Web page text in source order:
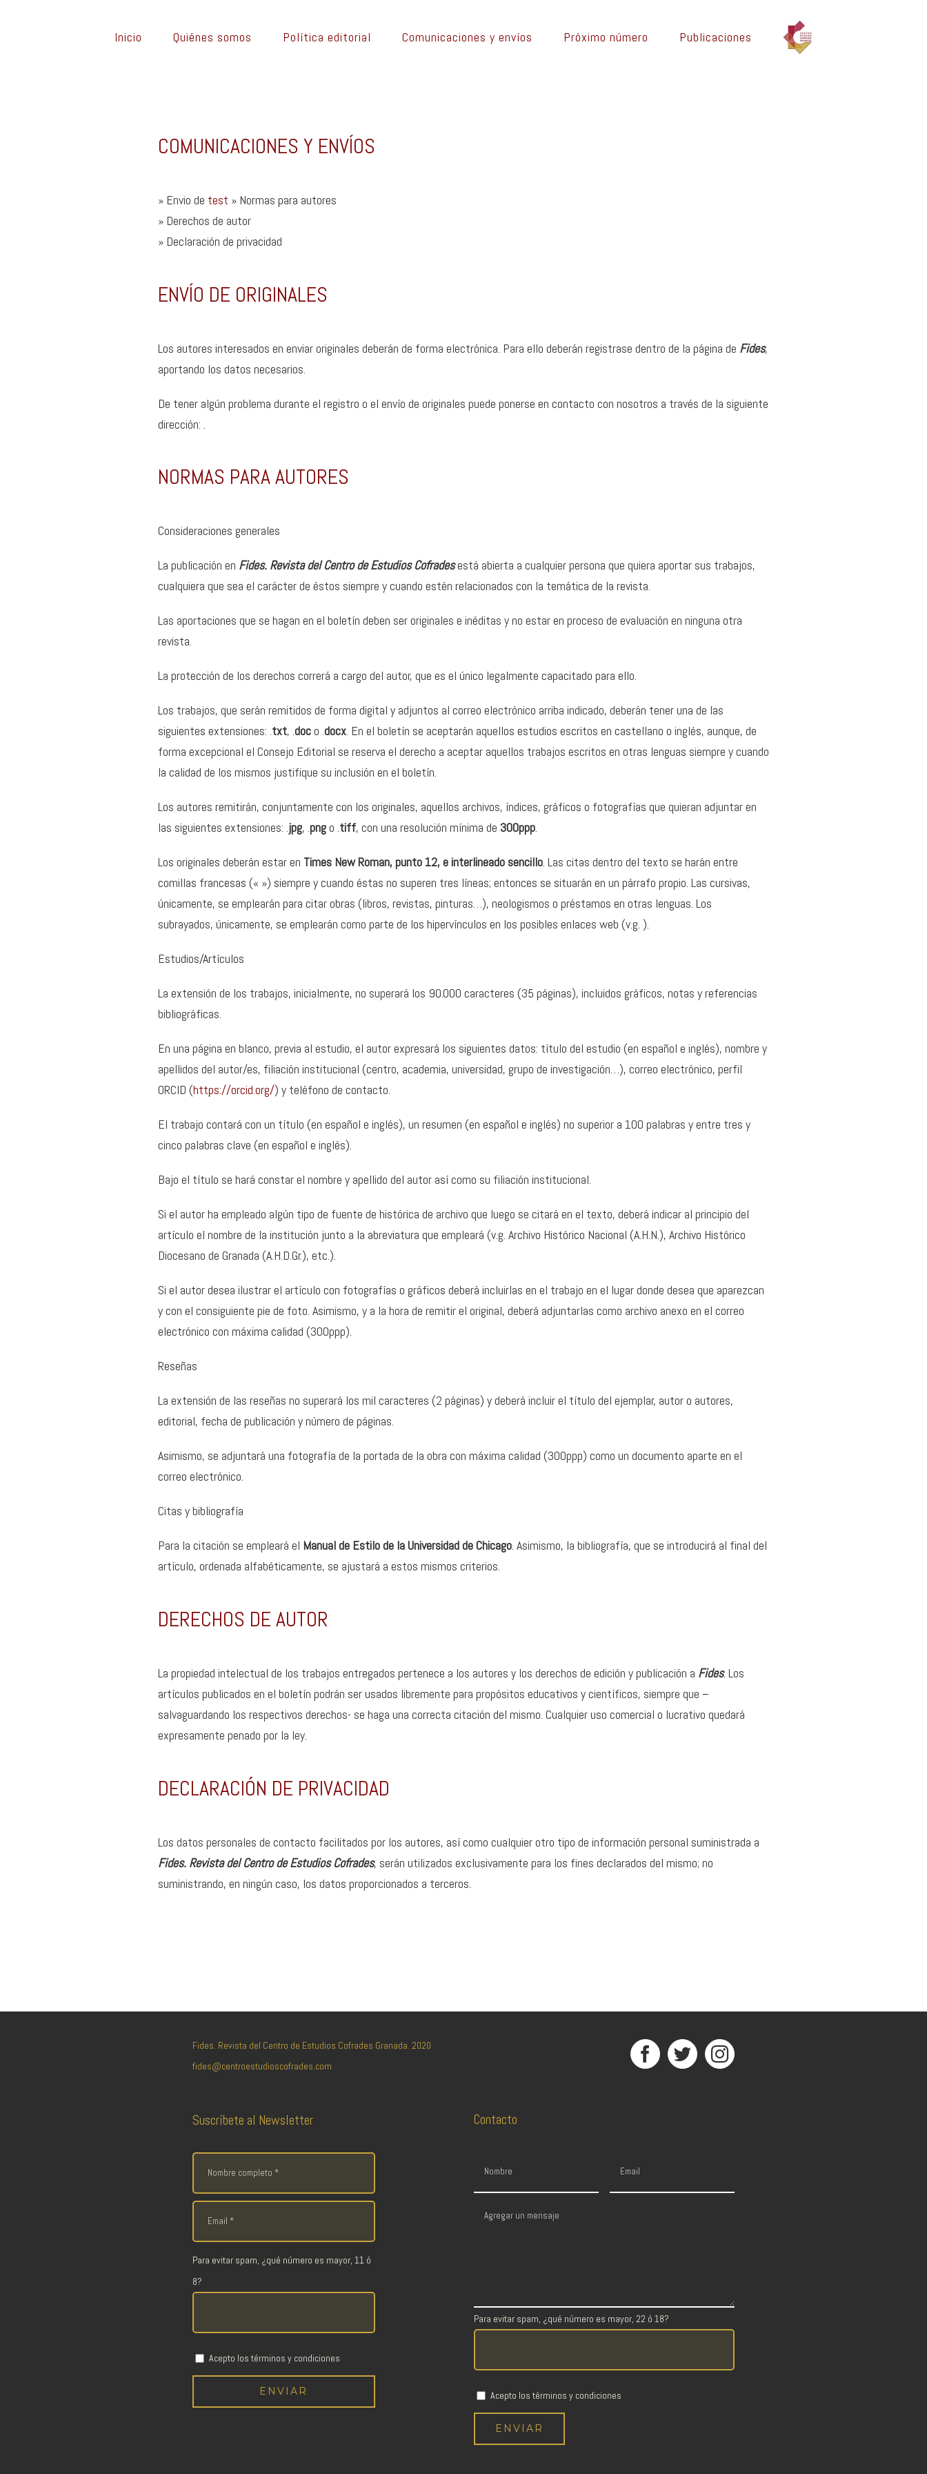
Inicio Quiénes somos Política editorial Comunicaciones y envíos Próximo número Publicaciones
COMUNICACIONES Y ENVÍOS
» Envio de test » Normas para autores
» Derechos de autor
» Declaración de privacidad
ENVÍO DE ORIGINALES
Los autores interesados en enviar originales deberán de forma electrónica. Para ello deberán registrase dentro de la página de Fides,
aportando los datos necesarios.
De tener algún problema durante el registro o el envío de originales puede ponerse en contacto con nosotros a través de la siguiente
dirección: .
NORMAS PARA AUTORES
Consideraciones generales
La publicación en Fides. Revista del Centro de Estudios Cofradesestá abierta a cualquier persona que quiera aportar sus trabajos,
cualquiera que sea el carácter de éstos siempre y cuando estén relacionados con la temática de la revista.
Las aportaciones que se hagan en el boletín deben ser originales e inéditas y no estar en proceso de evaluación en ninguna otra
revista.
La protección de los derechos correrá a cargo del autor, que es el único legalmente capacitado para ello.
Los trabajos, que serán remitidos de forma digital y adjuntos al correo electrónico arriba indicado, deberán tener una de las
siguientes extensiones: .txt, .doco .docx. En el boletín se aceptarán aquellos estudios escritos en castellano o inglés, aunque, de
forma excepcional el Consejo Editorial se reserva el derecho a aceptar aquellos trabajos escritos en otras lenguas siempre y cuando
la calidad de los mismos justifique su inclusión en el boletín.
Los autores remitirán, conjuntamente con los originales, aquellos archivos, índices, gráficos o fotografías que quieran adjuntar en
las siguientes extensiones: .jpg, .pngo .tiff, con una resolución mínima de 300ppp.
Los originales deberán estar en Times New Roman, punto 12, e interlineado sencillo. Las citas dentro del texto se harán entre
comillas francesas (« ») siempre y cuando éstas no superen tres líneas; entonces se situarán en un párrafo propio. Las cursivas,
únicamente, se emplearán para citar obras (libros, revistas, pinturas…), neologismos o préstamos en otras lenguas. Los
subrayados, únicamente, se emplearán como parte de los hipervínculos en los posibles enlaces web (v.g. ).
Estudios/Artículos
La extensión de los trabajos, inicialmente, no superará los 90.000 caracteres (35 páginas), incluidos gráficos, notas y referencias
bibliográficas.
En una página en blanco, previa al estudio, el autor expresará los siguientes datos: título del estudio (en español e inglés), nombre y
apellidos del autor/es, filiación institucional (centro, academia, universidad, grupo de investigación…), correo electrónico, perfil
ORCID (https://orcid.org/) y teléfono de contacto.
El trabajo contará con un título (en español e inglés), un resumen (en español e inglés) no superior a 100 palabras y entre tres y
cinco palabras clave (en español e inglés).
Bajo el título se hará constar el nombre y apellido del autor así como su filiación institucional.
Si el autor ha empleado algún tipo de fuente de histórica de archivo que luego se citará en el texto, deberá indicar al principio del
artículo el nombre de la institución junto a la abreviatura que empleará (v.g. Archivo Histórico Nacional (A.H.N.), Archivo Histórico
Diocesano de Granada (A.H.D.Gr.), etc.).
Si el autor desea ilustrar el artículo con fotografías o gráficos deberá incluirlas en el trabajo en el lugar donde desea que aparezcan
y con el consiguiente pie de foto. Asimismo, y a la hora de remitir el original, deberá adjuntarlas como archivo anexo en el correo
electrónico con máxima calidad (300ppp).
Reseñas
La extensión de las reseñas no superará los mil caracteres (2 páginas) y deberá incluir el título del ejemplar, autor o autores,
editorial, fecha de publicación y número de páginas.
Asimismo, se adjuntará una fotografía de la portada de la obra con máxima calidad (300ppp) como un documento aparte en el
correo electrónico.
Citas y bibliografía
Para la citación se empleará el Manual de Estilo de la Universidad de Chicago. Asimismo, la bibliografía, que se introducirá al final del
artículo, ordenada alfabéticamente, se ajustará a estos mismos criterios.
DERECHOS DE AUTOR
La propiedad intelectual de los trabajos entregados pertenece a los autores y los derechos de edición y publicación a Fides. Los
artículos publicados en el boletín podrán ser usados libremente para propósitos educativos y científicos, siempre que –
salvaguardando los respectivos derechos- se haga una correcta citación del mismo. Cualquier uso comercial o lucrativo quedará
expresamente penado por la ley.
DECLARACIÓN DE PRIVACIDAD
Los datos personales de contacto facilitados por los autores, así como cualquier otro tipo de información personal suministrada a
Fides. Revista del Centro de Estudios Cofrades, serán utilizados exclusivamente para los fines declarados del mismo; no
suministrando, en ningún caso, los datos proporcionados a terceros.
Fides. Revista del Centro de Estudios Cofrades Granada. 2020
fides@centroestudioscofrades.com
Suscríbete al Newsletter
Para evitar spam, ¿qué número es mayor, 11 ó
8?
Acepto los términos y condiciones
Contacto
Para evitar spam, ¿qué número es mayor, 22 ó 18?
Acepto los términos y condiciones